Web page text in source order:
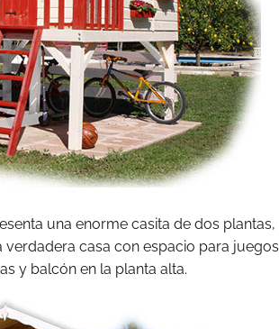
una enorme casita de dos plantas,
verdadera casa con espacio para juegos
y balcón en la planta alta.